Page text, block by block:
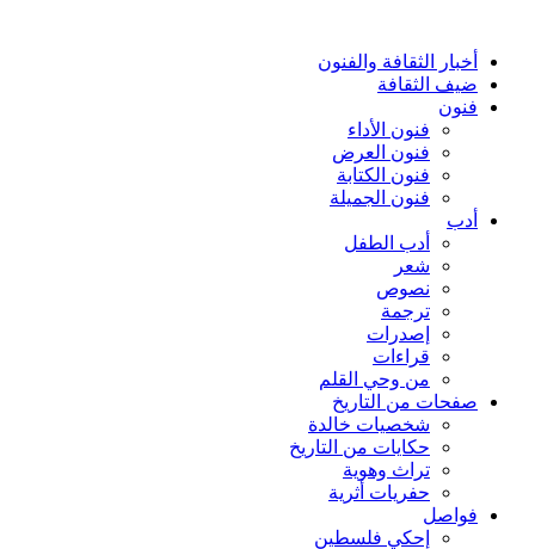
أخبار الثقافة والفنون
ضيف الثقافة
فنون
فنون الأداء
فنون العرض
فنون الكتابة
فنون الجميلة
أدب
أدب الطفل
شعر
نصوص
ترجمة
إصدرات
قراءات
من وحي القلم
صفحات من التاريخ
شخصيات خالدة
حكايات من التاريخ
تراث وهوية
حفريات أثرية
فواصل
إحكي فلسطين